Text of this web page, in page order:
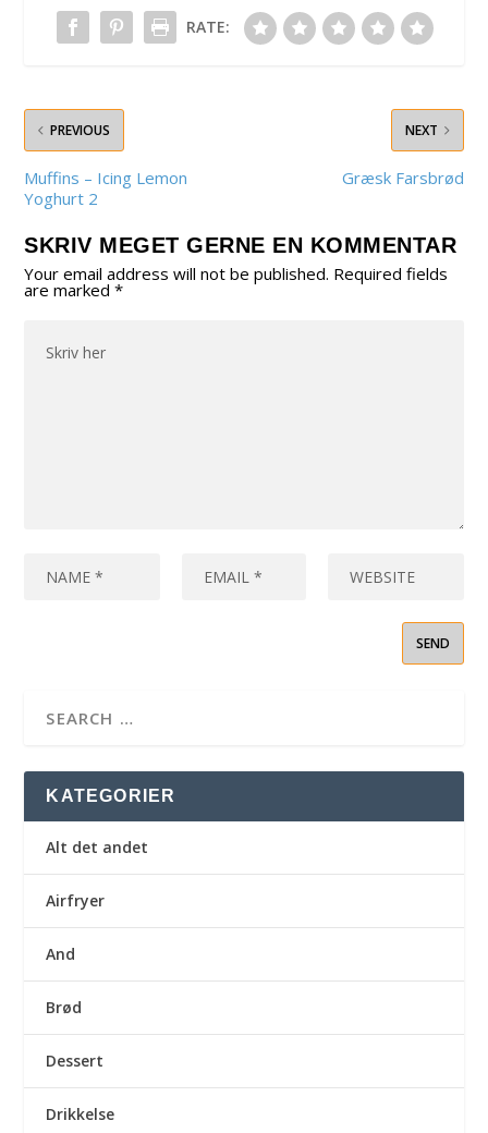
RATE:
PREVIOUS
Muffins – Icing Lemon
Yoghurt 2
NEXT
Græsk Farsbrød
SKRIV MEGET GERNE EN KOMMENTAR
Your email address will not be published. Required fields
are marked*
KATEGORIER
Alt det andet
Airfryer
And
Brød
Dessert
Drikkelse